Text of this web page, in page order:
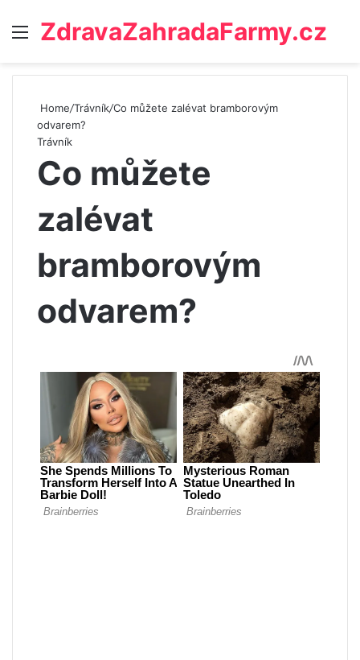
Menu
ZdravaZahradaFarmy.cz
Home/Trávník/Co můžete zalévat bramborovým
odvarem?
Trávník
Co můžete
zalévat
bramborovým
odvarem?